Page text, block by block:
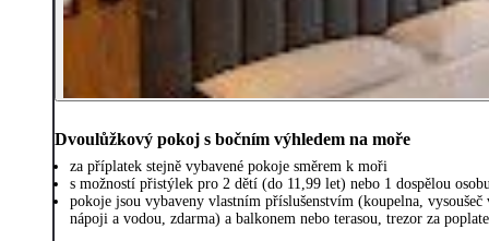
Dvoulůžkový pokoj s bočním výhledem na moře
za příplatek stejně vybavené pokoje směrem k moři
s možností přistýlek pro 2 dětí (do 11,99 let) nebo 1 dospělou
pokoje jsou vybaveny vlastním příslušenstvím (koupelna,
nápoji a vodou, zdarma) a balkonem nebo terasou, trezor za